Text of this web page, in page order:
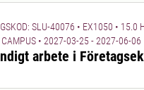
innan Du läser
och 5 hp
Ditt arbete
offentligt efter
SLU-40076 • EX1050 • 15.0
CAMPUS • 2027-03-25 - 2027-06-06
arbete i